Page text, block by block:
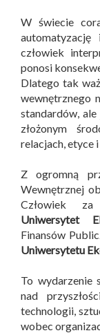
W świecie
człowiek
ponosi
Dlatego tak
wewnętrznego
standardów,
złożonym
relacjach, etyce i
Z ogromną
Wewnętrznej
Człowiek za
Uniwersytet
Finansów
Uniwersytetu
To wydarzenie
nad
technologii,
wobec